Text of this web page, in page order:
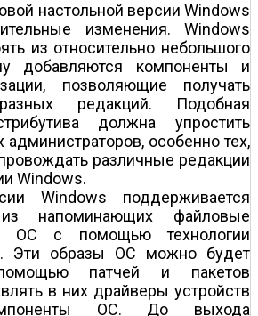
настольной версии Windows
изменения. Windows
из относительно небольшого
добавляются компоненты и
позволяющие получать
редакций. Подобная
должна упростить
администраторов, особенно тех,
различные редакции
Windows.
Windows поддерживается
из напоминающих файловые
ОС с помощью технологии
Эти образы ОС можно будет
патчей и пакетов
в них драйверы устройств
ОС. До выхода